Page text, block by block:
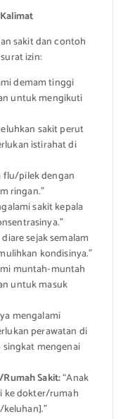
sakit dan contoh
izin:
demam tinggi
untuk mengikuti
sakit perut
istirahat di
flu/pilek dengan
ringan.”
sakit kepala
sejak semalam
kondisinya.”
muntah-muntah
untuk masuk
mengalami
perawatan di
singkat mengenai
Sakit:“Anak
ke dokter/rumah